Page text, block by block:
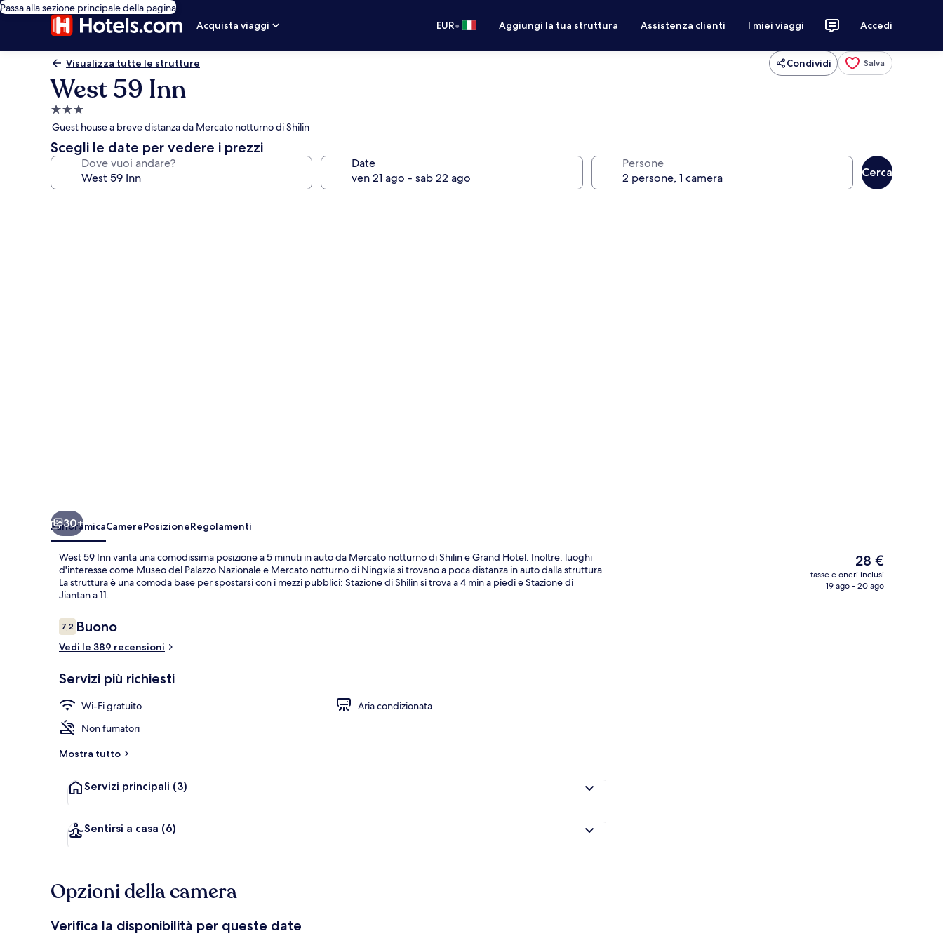
Passa alla sezione principale della pagina
Acquista viaggi
EUR• Aggiungi la tua struttura Assistenza clienti I miei viaggi Accedi
Visualizza tutte le strutture Condividi Salva
West 59 Inn
Struttura
a
3.0
stelle
Guest house a breve distanza da Mercato notturno di Shilin
Scegli le date per vedere i prezzi
Dove vuoi andare? Date Persone
Cerca
Doppia Standard | Televisione
30+
PanoramicaCamerePosizioneRegolamenti
West 59 Inn vanta una comodissima posizione a 5 minuti in auto da Mercato notturno di Shilin e Grand Hotel. Inoltre, luoghi
d'interesse come Museo del Palazzo Nazionale e Mercato notturno di Ningxia si trovano a poca distanza in auto dalla struttura.
La struttura è una comoda base per spostarsi con i mezzi pubblici: Stazione di Shilin si trova a 4 min a piedi e Stazione di
Jiantan a 11.
Recensioni
7,27,2 su 10
Buono
Vedi le 389 recensioni
Servizi più richiesti
Wi-Fi gratuito
Aria condizionata
Non fumatori
Mostra tutto
Servizi principali (3)
Sentirsi a casa (6)
Il
prezzo
attuale
28 €
tasse e oneri inclusi
19 ago - 20 ago
Opzioni della camera
Verifica la disponibilità per queste date